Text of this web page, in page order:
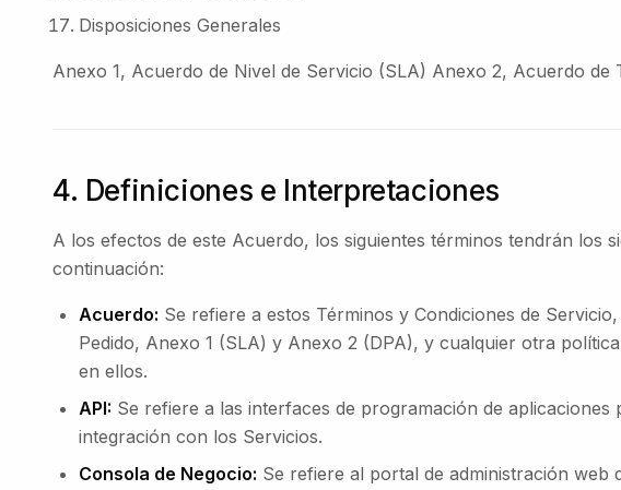
Disposiciones Generales
Anexo 1, Acuerdo de Nivel de Servicio (SLA) Anexo 2, Acuerdo de
4. Definiciones e Interpretaciones
A los efectos de este Acuerdo, los siguientes términos tendrán los
continuación:
Acuerdo: Se refiere a estos Términos y Condiciones de
Pedido, Anexo 1 (SLA) y Anexo 2 (DPA), y cualquier otra
en ellos.
API: Se refiere a las interfaces de programación de
integración con los Servicios.
Consola de Negocio: Se refiere al portal de administración web